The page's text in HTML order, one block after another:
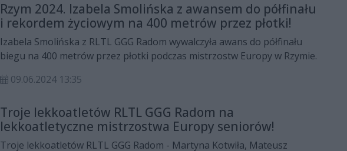
Rzym 2024. Izabela Smolińska z awansem do półfinału
i rekordem życiowym na 400 metrów przez płotki!
Izabela Smolińska z RLTL GGG Radom wywalczyła awans do półfinału
biegu na 400 metrów przez płotki podczas mistrzostw Europy w Rzymie.
09.06.2024 13:35
Troje lekkoatletów RLTL GGG Radom na
lekkoatletyczne mistrzostwa Europy seniorów!
Troje lekkoatletów RLTL GGG Radom - Martyna Kotwiła, Mateusz